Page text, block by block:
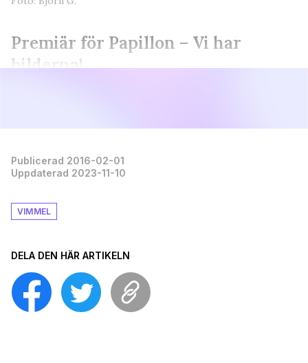
Premiär för Papillon – Vi har
bilderna!
Publicerad 2016-02-01
Uppdaterad 2023-11-10
VIMMEL
DELA DEN HÄR ARTIKELN